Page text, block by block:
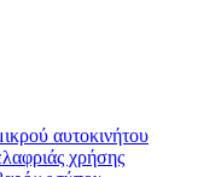
αυτοκινήτου
χρήσης